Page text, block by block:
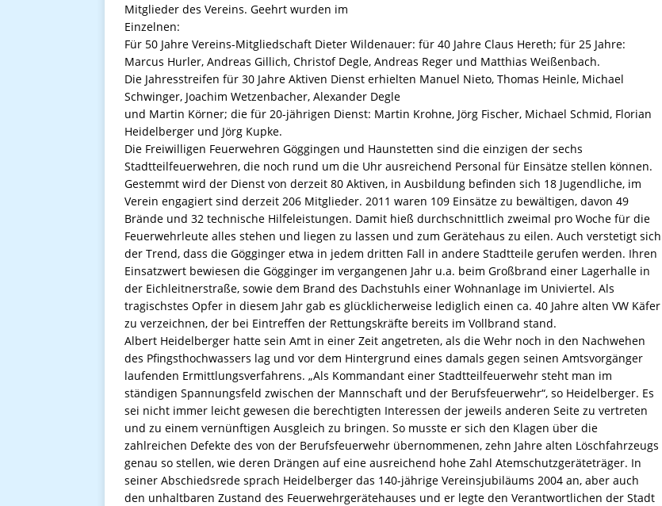
Mitglieder des Vereins. Geehrt wurden im
Einzelnen:
Für 50 Jahre Vereins-Mitgliedschaft Dieter Wildenauer: für 40 Jahre Claus Hereth; für 25 Jahre:
Marcus Hurler, ­Andreas ­Gillich, Christof Degle, ­Andreas Reger und ­Matthias Weißenbach.
Die Jahresstreifen für 30 Jahre Aktiven Dienst erhielten ­Manuel Nieto, Thomas Heinle, Michael
Schwinger, ­Joachim ­Wetzenbacher, Alexander Degle
und Martin Körner; die für 20-jährigen Dienst: Martin Krohne, Jörg Fischer, Michael Schmid, Florian
Heidelberger und Jörg Kupke.
Die Freiwilligen Feuerwehren Göggingen und Haunstetten sind die einzigen der sechs
Stadtteilfeuerwehren, die noch rund um die Uhr ausreichend Personal für Einsätze stellen können.
Gestemmt wird der Dienst von derzeit 80 Aktiven, in Ausbildung befinden sich 18 Jugendliche, im
Verein engagiert sind derzeit 206 Mitglieder. 2011 waren 109 Einsätze zu bewältigen, davon 49
Brände und 32 technische Hilfeleistungen. Damit hieß durchschnittlich zweimal pro Woche für die
Feuerwehrleute alles stehen und liegen zu lassen und zum Gerätehaus zu eilen. Auch verstetigt sich
der Trend, dass die Gögginger etwa in jedem dritten Fall in andere Stadtteile gerufen werden. Ihren
Einsatzwert bewiesen die Gögginger im vergangenen Jahr u.a. beim Großbrand einer Lagerhalle in
der Eichleitnerstraße, sowie dem Brand des Dachstuhls einer Wohnanlage im Univiertel. Als
tragischstes Opfer in diesem Jahr gab es glücklicherweise lediglich einen ca. 40 Jahre alten VW Käfer
zu verzeichnen, der bei Eintreffen der Rettungskräfte bereits im Vollbrand stand.
Albert Heidelberger hatte sein Amt in einer Zeit angetreten, als die Wehr noch in den Nachwehen
des Pfingsthochwassers lag und vor dem Hintergrund eines damals gegen seinen Amtsvorgänger
laufenden Ermittlungsverfahrens. „Als Kommandant einer Stadtteilfeuerwehr steht man im
ständigen Spannungsfeld zwischen der Mannschaft und der Berufsfeuerwehr“, so ­Heidelberger. Es
sei nicht immer leicht gewesen die berechtigten Interessen der jeweils anderen Seite zu vertreten
und zu einem vernünftigen Ausgleich zu bringen. So musste er sich den Klagen über die
zahlreichen Defekte des von der Berufsfeuerwehr übernommenen, zehn Jahre alten Löschfahrzeugs
genau so stellen, wie deren Drängen auf eine ausreichend hohe Zahl Atemschutzgeräteträger. In
seiner Abschiedsrede sprach ­Heidelberger das 140-jährige Vereinsjubiläums 2004 an, aber auch
den unhaltbaren Zustand des Feuerwehrgerätehauses und er legte den Verantwortlichen der Stadt